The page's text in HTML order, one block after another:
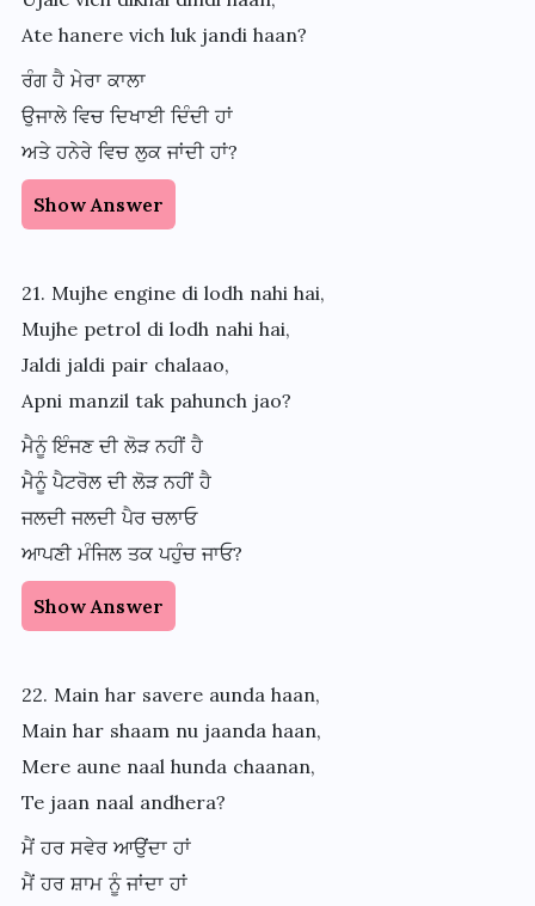
Ate hanere vich luk jandi haan?
ਰੰਗ ਹੈ ਮੇਰਾ ਕਾਲਾ
ਉਜਾਲੇ ਵਿਚ ਦਿਖਾਈ ਦਿੰਦੀ ਹਾਂ
ਅਤੇ ਹਨੇਰੇ ਵਿਚ ਲੁਕ ਜਾਂਦੀ ਹਾਂ?
Show Answer
21. Mujhe engine di lodh nahi hai,
Mujhe petrol di lodh nahi hai,
Jaldi jaldi pair chalaao,
Apni manzil tak pahunch jao?
ਮੈਨੂੰ ਇੰਜਣ ਦੀ ਲੋੜ ਨਹੀਂ ਹੈ
ਮੈਨੂੰ ਪੈਟਰੋਲ ਦੀ ਲੋੜ ਨਹੀਂ ਹੈ
ਜਲਦੀ ਜਲਦੀ ਪੈਰ ਚਲਾਓ
ਆਪਣੀ ਮੰਜਿਲ ਤਕ ਪਹੁੰਚ ਜਾਓ?
Show Answer
22. Main har savere aunda haan,
Main har shaam nu jaanda haan,
Mere aune naal hunda chaanan,
Te jaan naal andhera?
ਮੈਂ ਹਰ ਸਵੇਰ ਆਉਂਦਾ ਹਾਂ
ਮੈਂ ਹਰ ਸ਼ਾਮ ਨੂੰ ਜਾਂਦਾ ਹਾਂ